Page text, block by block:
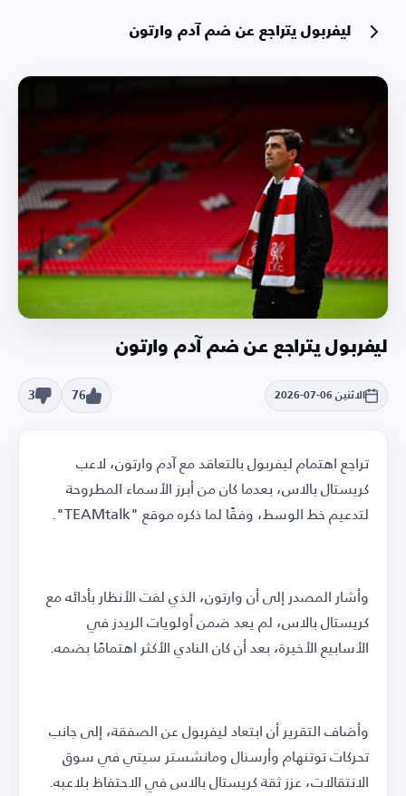
ليفربول يتراجع عن ضم آدم وارتون
ليفربول يتراجع عن ضم آدم وارتون
الاثنين 06-07-2026 76
3
تراجع اهتمام ليفربول بالتعاقد مع آدم وارتون، لاعب
كريستال بالاس، بعدما كان من أبرز الأسماء المطروحة
لتدعيم خط الوسط، وفقًا لما ذكره موقع "TEAMtalk".
وأشار المصدر إلى أن وارتون، الذي لفت الأنظار بأدائه مع
كريستال بالاس، لم يعد ضمن أولويات الريدز في
الأسابيع الأخيرة، بعد أن كان النادي الأكثر اهتمامًا بضمه.
وأضاف التقرير أن ابتعاد ليفربول عن الصفقة، إلى جانب
تحركات توتنهام وأرسنال ومانشستر سيتي في سوق
الانتقالات، عزز ثقة كريستال بالاس في الاحتفاظ بلاعبه.